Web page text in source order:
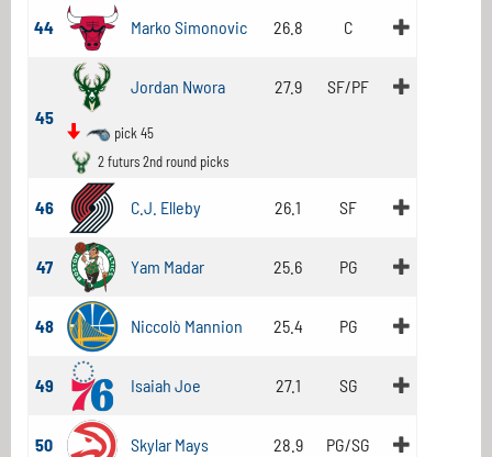
44 Marko Simonovic 26.8 C
45
Jordan Nwora 27.9 SF/PF
pick 45
2 futurs 2nd round picks
46 C.J. Elleby 26.1 SF
47 Yam Madar 25.6 PG
48 Niccolò Mannion 25.4 PG
49 Isaiah Joe 27.1 SG
50 Skylar Mays 28.9 PG/SG